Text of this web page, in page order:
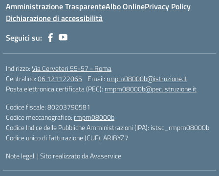
Amministrazione TrasparenteAlbo OnlinePrivacy Policy
Dichiarazione di accessibilità
Seguici su:
Indirizzo:Via Cerveteri 55-57 - Roma
Centralino:06 121122065 Email: rmpm08000b@istruzione.it
Posta elettronica certificata (PEC): rmpm08000b@pec.istruzione.it
Codice fiscale: 80203790581
Codice meccanografico: rmpm08000b
Codice Indice delle Pubbliche Amministrazioni (IPA): istsc_rmpm08000b
Codice unico di fatturazione (CUF): ARIBYZ7
Note legali |Sito realizzato da Avaservice